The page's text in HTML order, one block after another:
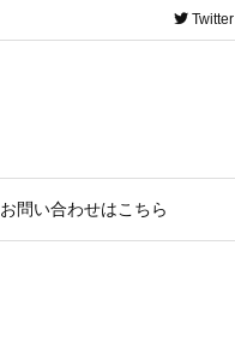
お問い合わせはこちら
Twitter